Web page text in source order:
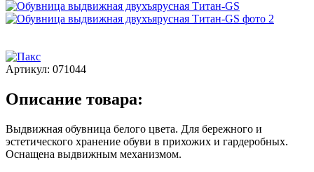
Артикул: 071044
Описание товара:
Выдвижная обувница белого цвета. Для бережного и
эстетического хранение обуви в прихожих и гардеробных.
Оснащена выдвижным механизмом.